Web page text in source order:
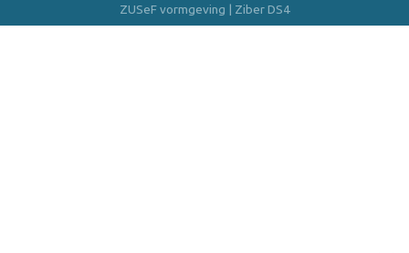
ZUSeF vormgeving | Ziber DS4